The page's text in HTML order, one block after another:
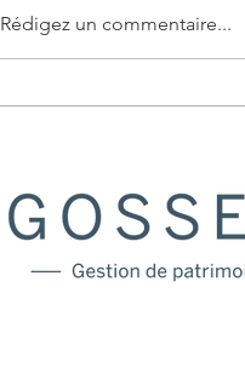
L'épargne systématique
Rédigez un commentaire...